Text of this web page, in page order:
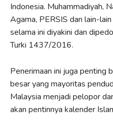
Indonesia. Muhammadiyah,
Agama, PERSIS dan lain-
selama ini diyakini dan
Turki 1437/2016.
Penerimaan ini juga penting
besar yang mayoritas
Malaysia menjadi pelopor
akan pentinnya kalender